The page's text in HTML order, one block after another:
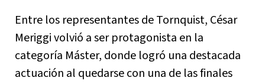
Entre los representantes de Tornquist, César
Meriggi volvió a ser protagonista en la
categoría Máster, donde logró una destacada
actuación al quedarse con una de las finales